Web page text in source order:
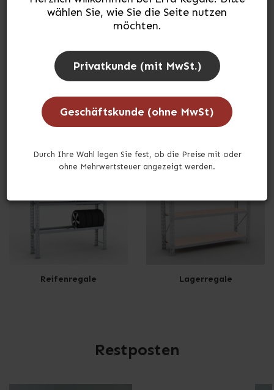
wählen Sie, wie Sie die Seite nutzen
möchten.
Privatkunde (mit MwSt.)
Geschäftskunde (ohne MwSt)
Durch Ihre Wahl legen Sie fest, ob die Preise mit oder
ohne Mehrwertsteuer angezeigt werden.
Stahlregale Wandregale
Reifenregale Lagerregale
Restposten